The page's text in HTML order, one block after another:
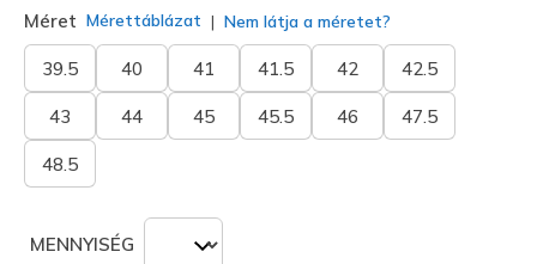
Méret Mérettáblázat Nem látja a méretet?
39.5 40 41 41.5 42 42.5
43 44 45 45.5 46 47.5
48.5
MENNYISÉG